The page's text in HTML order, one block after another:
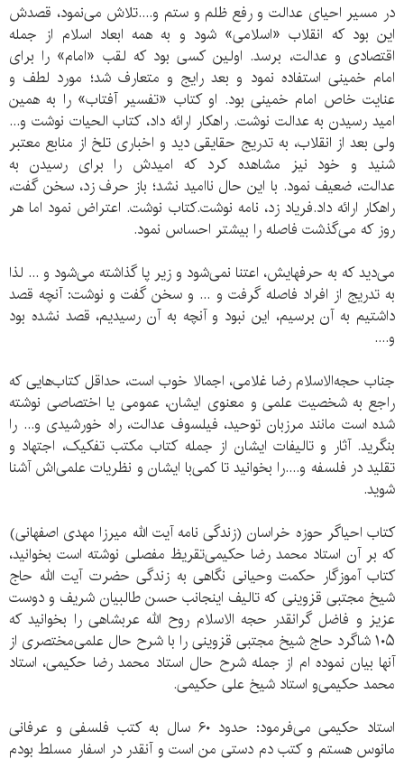
در مسیر احیای عدالت و رفع ظلم و ستم و....تلاش می‌نمود، قصدش
این بود که انقلاب «اسلامی‌» شود و به همه ابعاد اسلام از جمله
اقتصادی و عدالت، برسد. اولین کسی بود که لقب «امام» را برای
امام خمینی استفاده نمود و بعد رایج و متعارف شد؛ مورد لطف و
عنایت خاص امام خمینی بود. او کتاب «تفسیر آفتاب» را به همین
امید رسیدن به عدالت نوشت. راهکار ارائه داد، کتاب الحیات نوشت و...
ولی بعد از انقلاب، به تدریج حقایقی دید و اخباری تلخ از منابع معتبر
شنید و خود نیز مشاهده کرد که امیدش را برای رسیدن به
عدالت، ضعیف نمود. با این حال ناامید نشد؛ باز حرف زد، سخن گفت،
راهکار ارائه داد.فریاد زد، نامه نوشت.کتاب نوشت. اعتراض نمود اما هر
روز که می‌گذشت فاصله را بیشتر احساس نمود‌.
می‌دید که به حرفهایش، اعتنا نمی‌شود و زیر پا گذاشته می‌شود و .‌‌‌.. لذا
به تدریج از افراد فاصله گرفت و ... و سخن گفت و نوشت: آنچه قصد
داشتیم به آن برسیم، این نبود و آنچه به آن رسیدیم، قصد نشده بود
و.‌.‌‌‌..
جناب حجه‌الاسلام رضا غلامی، اجمالا خوب است، حداقل کتاب‌هایی که
راجع به شخصیت علمی‌ و معنوی ایشان، عمومی‌ یا اختصاصی نوشته
شده است مانند مرزبان توحید، فیلسوف عدالت، راه خورشیدی و... را
بنگرید. آثار و تالیفات ایشان از جمله کتاب مکتب تفکیک، اجتهاد و
تقلید در فلسفه و....را بخوانید تا کمی‌با ایشان و نظریات علمی‌اش آشنا
شوید.
کتاب احیاگر حوزه خراسان (زندگی نامه آیت الله میرزا مهدی اصفهانی)
که بر آن استاد محمد رضا حکیمی‌تقریظ مفصلی نوشته است بخوانید،
کتاب آموزگار حکمت وحیانی نگاهی به زندگی حضرت آیت الله حاج
شیخ مجتبی قزوینی که تالیف اینجانب حسن طالبیان شریف و دوست
عزیز و فاضل گرانقدر حجه الاسلام روح الله عربشاهی را بخوانید که
۱۰۵ شاگرد حاج شیخ مجتبی قزوینی را با شرح حال علمی‌مختصری از
آنها بیان نموده ام از جمله شرح حال استاد محمد رضا حکیمی، استاد
محمد حکیمی‌و استاد شیخ علی حکیمی.
استاد حکیمی‌ می‌فرمود: حدود ۶۰ سال به کتب فلسفی و عرفانی
مانوس هستم و‌ کتب دم دستی من است و آنقدر در اسفار مسلط بودم